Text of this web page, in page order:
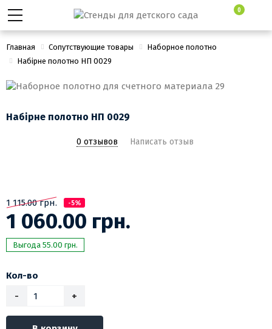
0
Главная Сопутствующие товары
Наборное полотно
Набірне полотно НП 0029
Набірне полотно НП 0029
0 отзывов Написать отзыв
1 115.00 грн. -5%
1 060.00 грн.
Выгода 55.00 грн.
Кол-во
-
+